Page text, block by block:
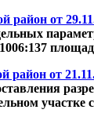
район от
район от